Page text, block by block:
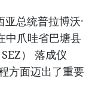
总统普拉博沃·
爪哇省巴塘县
） 落成仪
方面迈出了重要